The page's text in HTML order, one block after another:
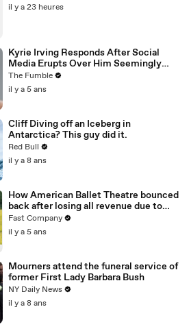
il y a 23 heures
Kyrie Irving Responds After Social
Media Erupts Over Him Seemingly
Coming Out As An Anti-Masker
The Fumble
il y a 5 ans
Cliff Diving off an Iceberg in
Antarctica? This guy did it.
Red Bull
il y a 8 ans
How American Ballet Theatre bounced
back after losing all revenue due to
COVID
Fast Company
il y a 5 ans
Mourners attend the funeral service of
former First Lady Barbara Bush
NY Daily News
il y a 8 ans